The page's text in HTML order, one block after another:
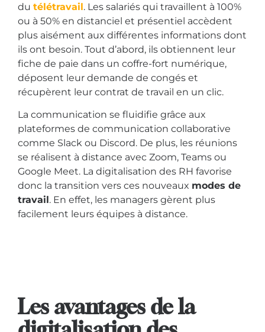
du télétravail. Les salariés qui travaillent à 100%
ou à 50% en distanciel et présentiel accèdent
plus aisément aux différentes informations dont
ils ont besoin. Tout d’abord, ils obtiennent leur
fiche de paie dans un coffre-fort numérique,
déposent leur demande de congés et
récupèrent leur contrat de travail en un clic.
La communication se fluidifie grâce aux
plateformes de communication collaborative
comme Slack ou Discord. De plus, les réunions
se réalisent à distance avec Zoom, Teams ou
Google Meet. La digitalisation des RH favorise
donc la transition vers ces nouveaux modes de
travail. En effet, les managers gèrent plus
facilement leurs équipes à distance.
Les avantages de la